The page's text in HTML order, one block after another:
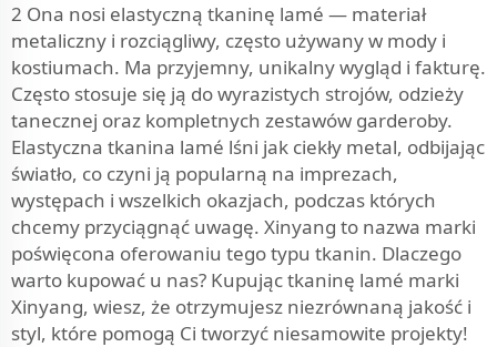
2 Ona nosi elastyczną tkaninę lamé — materiał
metaliczny i rozciągliwy, często używany w mody i
kostiumach. Ma przyjemny, unikalny wygląd i fakturę.
Często stosuje się ją do wyrazistych strojów, odzieży
tanecznej oraz kompletnych zestawów garderoby.
Elastyczna tkanina lamé lśni jak ciekły metal, odbijając
światło, co czyni ją popularną na imprezach,
występach i wszelkich okazjach, podczas których
chcemy przyciągnąć uwagę. Xinyang to nazwa marki
poświęcona oferowaniu tego typu tkanin. Dlaczego
warto kupować u nas? Kupując tkaninę lamé marki
Xinyang, wiesz, że otrzymujesz niezrównaną jakość i
styl, które pomogą Ci tworzyć niesamowite projekty!